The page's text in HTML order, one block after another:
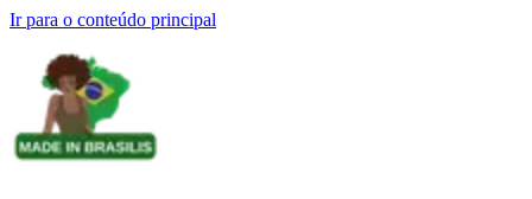
Ir para o conteúdo principal